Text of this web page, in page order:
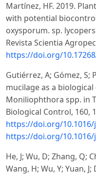
Martínez, HF. 2019.
with potential
oxysporum. sp.
Revista Scientia
https://doi.org/
Gutiérrez, A; Gómez, S;
mucilage as a
Moniliophthora spp. in
Biological Control, 160,
https://doi.org/
https://doi.org/
He, J; Wu, D; Zhang, Q;
Wang, H; Wu, Y; Yuan,